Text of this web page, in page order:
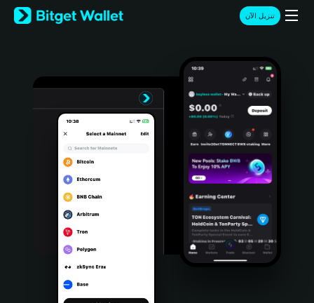
English
日本語
Türkçe
Português (Portugal)
Bahasa Indonesia
Português (Brasil)
تنزيل الآن